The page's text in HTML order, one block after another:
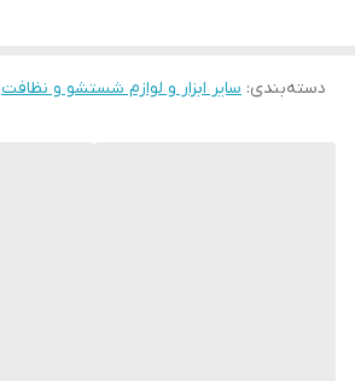
دسته‌بندی: سایر ابزار و لوازم شستشو و نظافت